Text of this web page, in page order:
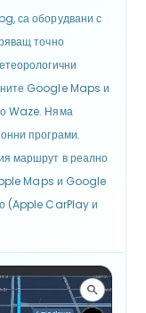
са оборудвани с
точно
Google Maps и
Waze. Няма
програми.
маршрут в реално
Maps и Google
(Apple CarPlay и